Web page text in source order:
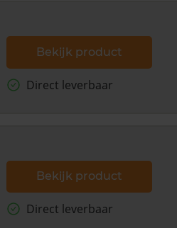
Bekijk product
Direct leverbaar
Bekijk product
Direct leverbaar